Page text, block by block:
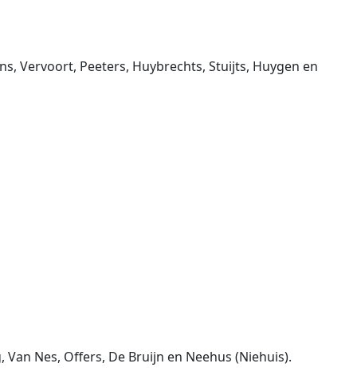
Vervoort, Peeters, Huybrechts, Stuijts, Huygen en
Nes, Offers, De Bruijn en Neehus (Niehuis).